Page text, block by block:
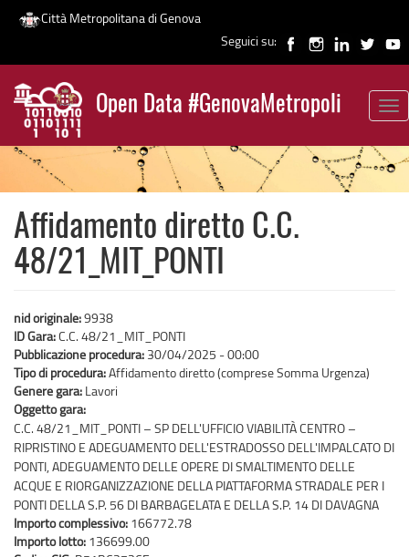
Salta
contenuto
principale
Città Metropolitana di Genova
Seguici su:
Open Data #GenovaMetropoli
News
Affidamento diretto C.C.
48/21_MIT_PONTI
nid originale:9938
ID Gara:C.C. 48/21_MIT_PONTI
Pubblicazione procedura: 30/04/2025 - 00:00
Tipo di procedura:Affidamento diretto (comprese Somma Urgenza)
Genere gara: Lavori
Oggetto gara:
C.C. 48/21_MIT_PONTI – SP DELL'UFFICIO VIABILITÀ CENTRO –
RIPRISTINO E ADEGUAMENTO DELL'ESTRADOSSO DELL'IMPALCATO DI
PONTI, ADEGUAMENTO DELLE OPERE DI SMALTIMENTO DELLE
ACQUE E RIORGANIZZAZIONE DELLA PIATTAFORMA STRADALE PER I
PONTI DELLA S.P. 56 DI BARBAGELATA E DELLA S.P. 14 DI DAVAGNA
Importo complessivo: 166772.78
Importo lotto: 136699.00